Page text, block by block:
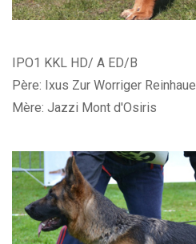
IPO1 KKL HD/ A ED/B
Père: Ixus Zur Worriger Reinhaue
Mère: Jazzi Mont d'Osiris